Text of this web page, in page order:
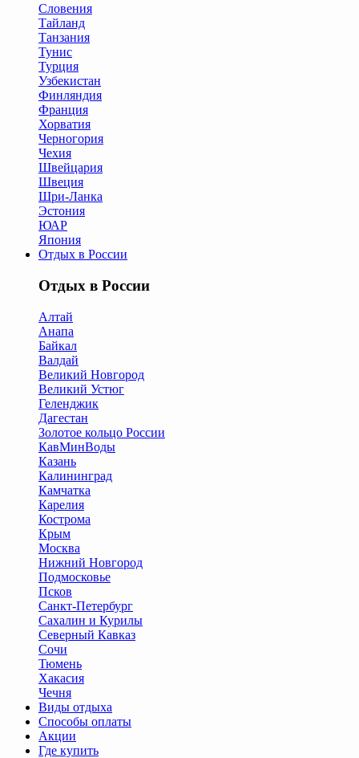
Словения
Тайланд
Танзания
Тунис
Турция
Узбекистан
Финляндия
Франция
Хорватия
Черногория
Чехия
Швейцария
Швеция
Шри-Ланка
Эстония
ЮАР
Япония
Отдых в России
Отдых в России
Алтай
Анапа
Байкал
Валдай
Великий Новгород
Великий Устюг
Геленджик
Дагестан
Золотое кольцо России
КавМинВоды
Казань
Калининград
Камчатка
Карелия
Кострома
Крым
Москва
Нижний Новгород
Подмосковье
Псков
Санкт-Петербург
Сахалин и Курилы
Северный Кавказ
Сочи
Тюмень
Хакасия
Чечня
Виды отдыха
Способы оплаты
Акции
Где купить